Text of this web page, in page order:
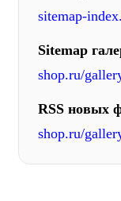
sitemap-
Sitemap
shop.ru/
RSS новых
shop.ru/